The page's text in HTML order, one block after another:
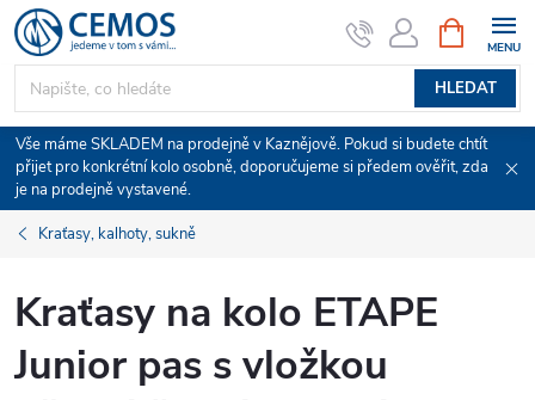
Přejít
na
obsah
HLEDAT
NÁKUPNÍ
KOŠÍK
Vše máme SKLADEM na prodejně v Kaznějově. Pokud si budete chtít
přijet pro konkrétní kolo osobně, doporučujeme si předem ověřit, zda
je na prodejně vystavené.
Kraťasy, kalhoty, sukně
Kraťasy na kolo ETAPE
Junior pas s vložkou